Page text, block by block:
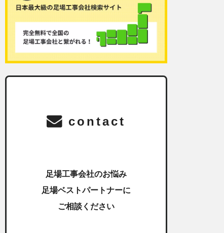
contact
足場工事会社のお悩み
足場ベストパートナーに
ご相談ください